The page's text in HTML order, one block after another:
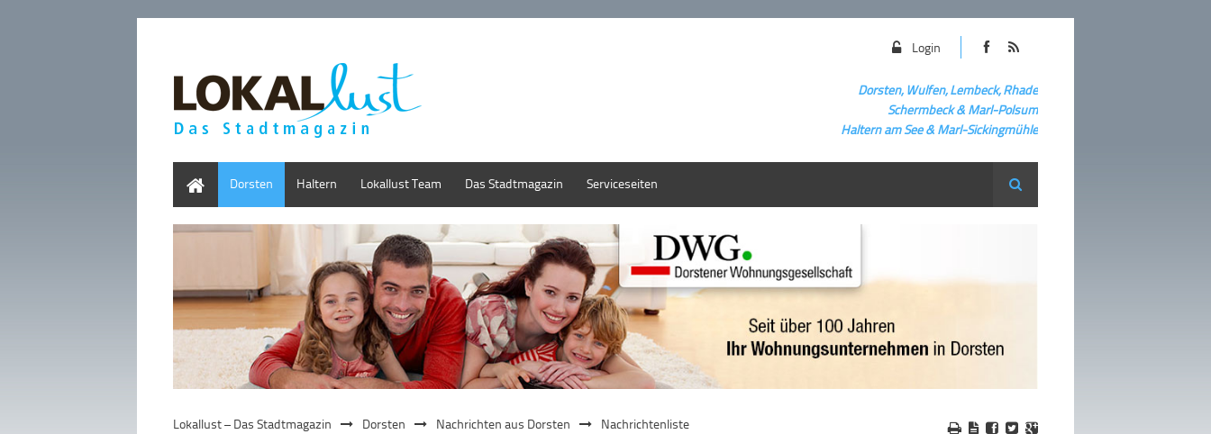
Login
Dorsten, Wulfen, Lembeck, Rhade
Schermbeck& Marl-Polsum
Haltern am See & Marl-Sickingmühle
Dorsten Haltern Lokallust Team Das Stadtmagazin Serviceseiten Suche
Lokallust – Das Stadtmagazin Dorsten Nachrichten aus Dorsten Nachrichtenliste